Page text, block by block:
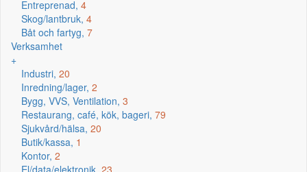
Entreprenad, 4
Skog/lantbruk, 4
Båt och fartyg, 7
Verksamhet
+
Industri, 20
Inredning/lager, 2
Bygg, VVS, Ventilation, 3
Restaurang, café, kök, bageri, 79
Sjukvård/hälsa, 20
Butik/kassa, 1
Kontor, 2
El/data/elektronik, 23